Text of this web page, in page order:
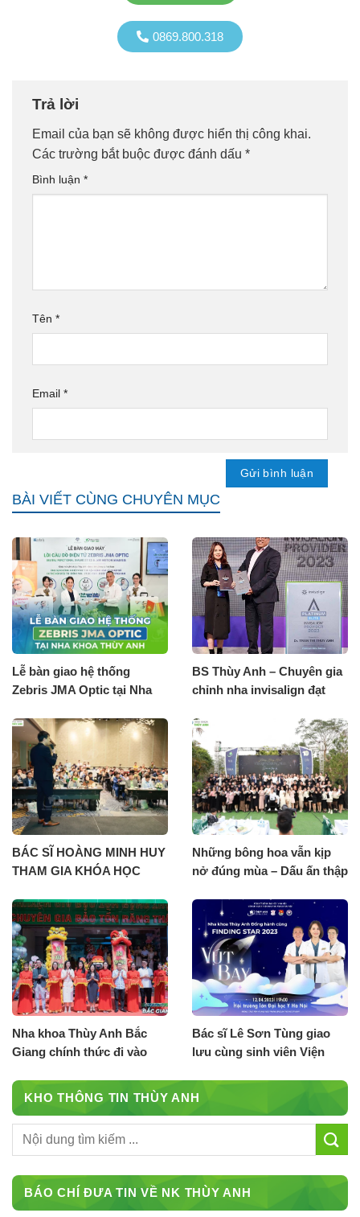
0869.800.318
Trả lời
Email của bạn sẽ không được hiển thị công khai.
Các trường bắt buộc được đánh dấu *
Bình luận *
Tên *
Email *
BÀI VIẾT CÙNG CHUYÊN MỤC
Lễ bàn giao hệ thống
Zebris JMA Optic tại Nha
BS Thùy Anh – Chuyên gia
chỉnh nha invisalign đạt
Diamond 2025
BÁC SĨ HOÀNG MINH HUY
THAM GIA KHÓA HỌC
TẠI HỘI THẢO CHUYÊN
SÂU VỀ NHA CHU
Những bông hoa vẫn kịp
nở đúng mùa – Dấu ấn thập
Nha khoa Thùy Anh Bắc
Giang chính thức đi vào
Bác sĩ Lê Sơn Tùng giao
lưu cùng sinh viên Viện
KHO THÔNG TIN THÙY ANH
BÁO CHÍ ĐƯA TIN VỀ NK THÙY ANH